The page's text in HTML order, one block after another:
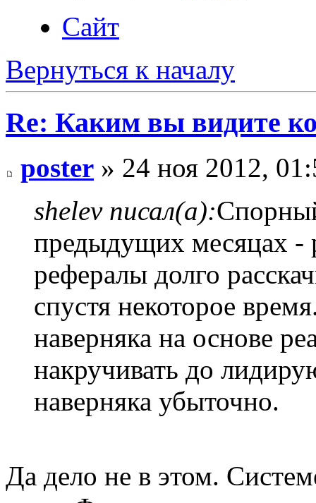
Сайт
Вернуться к началу
Re: Каким вы видите
poster » 24 ноя 2012,
shelev писал(а):
предыдущих месяцах -
рефералы долго
спустя некоторое
наверняка на основе
накручивать до
наверняка убыточно.
Да дело не в этом.